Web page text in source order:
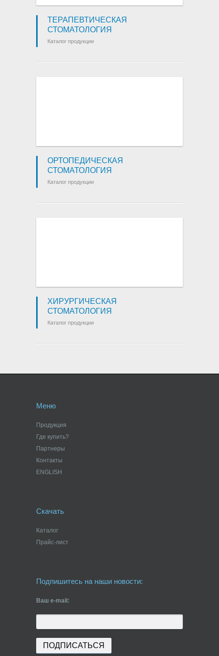
ТЕРАПЕВТИЧЕСКАЯ
СТОМАТОЛОГИЯ
Каталог продукции
ОРТОПЕДИЧЕСКАЯ
СТОМАТОЛОГИЯ
Каталог продукции
ХИРУРГИЧЕСКАЯ
СТОМАТОЛОГИЯ
Каталог продукции
Меню
Продукция
Где купить?
Партнеры
Контакты
ENGLISH
Скачать
Каталог
Прайс-лист
Подпишитесь на наши новости:
Ваш e-mail: